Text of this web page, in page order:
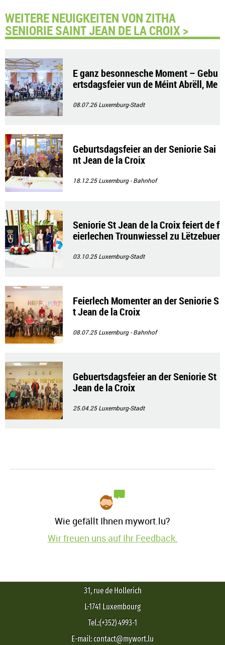
WEITERE NEUIGKEITEN VON ZITHA
SENIORIE SAINT JEAN DE LA CROIX >
E ganz besonnesche Moment – Gebu
ertsdagsfeier vun de Méint Abrëll, Me
08.07.26Luxemburg-Stadt
Geburtsdagsfeier an der Seniorie Sai
nt Jean de la Croix
18.12.25Luxemburg - Bahnhof
Seniorie St Jean de la Croix feiert de f
eierlechen Trounwiessel zu Lëtzebuer
03.10.25Luxemburg-Stadt
Feierlech Momenter an der Seniorie S
t Jean de la Croix
08.07.25Luxemburg - Bahnhof
Gebuertsdagsfeier an der Seniorie St
Jean de la Croix
25.04.25Luxemburg-Stadt
Wie gefällt Ihnen mywort.lu?
Wir freuen uns auf Ihr Feedback.
31, rue de Hollerich
L-1741 Luxembourg
Tel.:(+352) 4993-1
E-mail: contact@mywort.lu